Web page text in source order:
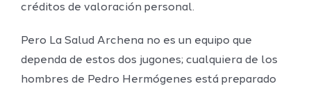
créditos de valoración personal.
Pero La Salud Archena no es un equipo que
dependa de estos dos jugones; cualquiera de los
hombres de Pedro Hermógenes está preparado